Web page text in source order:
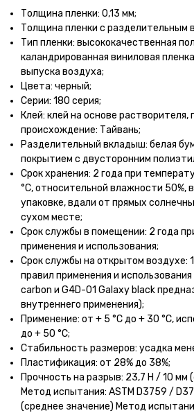
Толщина пленки: 0,13 мм;
Толщина пленки с разделительным
Тип пленки: высококачественная
каландрированная виниловая
выпуска воздуха;
Цвета: черный;
Серии: 180 серия;
Клей: клей на основе растворителя,
происхождение: Тайвань;
Разделительный вкладыш: белая
покрытием с двусторонним
Срок хранения: 2 года при
°С, относительной влажности 50%,
упаковке, вдали от прямых
сухом месте;
Срок службы в помещении: 2 года
применения и использования;
Срок службы на открытом воздухе:
правил применения и
carbon и G4D-01 Galaxy black
внутреннего применения);
Применение: от + 5 °С до + 30 °С,
до + 50 °С;
Стабильность размеров: усадка
Пластификация: от 28% до 38%;
Прочность на разрыв: 23,7 Н / 10 мм
Метод испытания: ASTM D3759 /
(среднее значение) Метод